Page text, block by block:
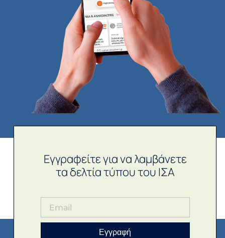
Εγγραφείτε για να λαμβάνετε
τα δελτία τύπου του ΙΣΑ
Εγγραφή